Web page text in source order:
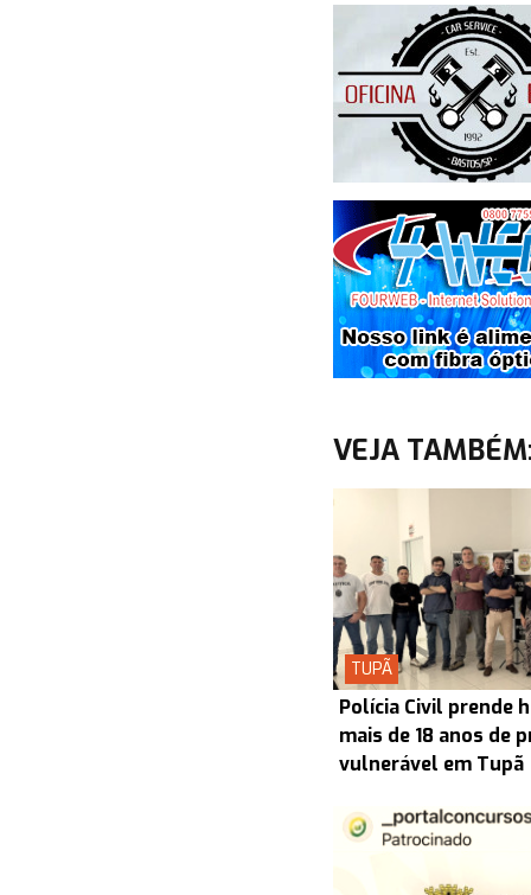
VEJA
TUPÃ
Polícia Civil prende
mais de 18 anos de
vulnerável em Tupã